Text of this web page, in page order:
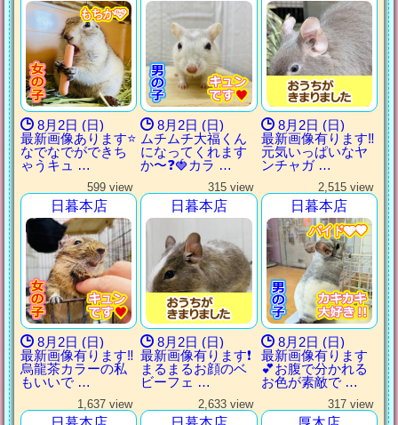
もちか🩷
もちか🩷
もちか🩷
もちか🩷
8月2日 (日)
最新画像あります⭐️
なでなでができち
ゃうキュ …
8月2日 (日)
ムチムチ大福くん
になってくれます
か〜❓🍓カラ …
8月2日 (日)
最新画像有ります‼️
元気いっぱいなヤ
ンチャガ …
599 view
日暮本店
8月2日 (日)
最新画像有ります‼️
烏龍茶カラーの私
もいいで …
315 view
日暮本店
8月2日 (日)
最新画像有ります❗️
まるまるお顔のベ
ビーフェ …
2,515 view
日暮本店
パイド🩶🖤
パイド🩶🖤
パイド🩶🖤
パイド🩶🖤
8月2日 (日)
最新画像有ります
💕お腹で分かれる
お色が素敵で …
1,637 view 2,633 view 317 view